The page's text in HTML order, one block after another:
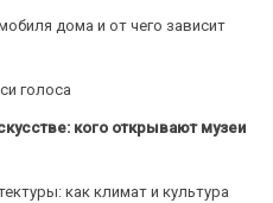
дома и от чего зависит
голоса
кого открывают музеи
как климат и культура